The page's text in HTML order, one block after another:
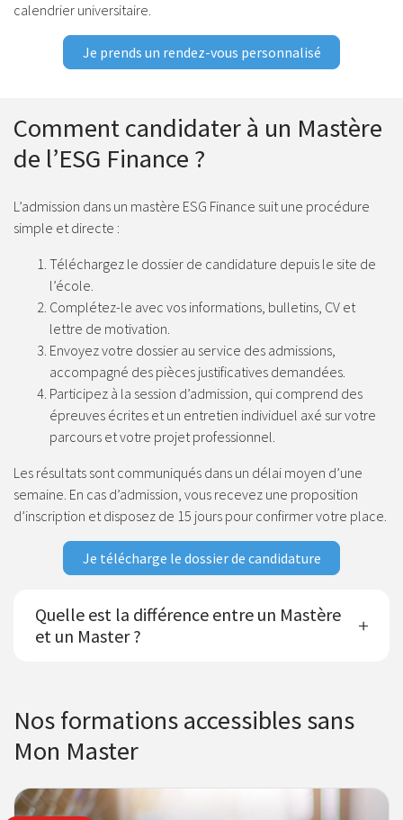
calendrier universitaire.
Je prends un rendez-vous personnalisé
Comment candidater à un Mastère
de l’ESG Finance ?
L’admission dans un mastère ESG Finance suit une procédure
simple et directe :
Téléchargez le dossier de candidature depuis le site de
l’école.
Complétez-le avec vos informations, bulletins, CV et
lettre de motivation.
Envoyez votre dossier au service des admissions,
accompagné des pièces justificatives demandées.
Participez à la session d’admission, qui comprend des
épreuves écrites et un entretien individuel axé sur votre
parcours et votre projet professionnel.
Les résultats sont communiqués dans un délai moyen d’une
semaine. En cas d’admission, vous recevez une proposition
d’inscription et disposez de 15 jours pour confirmer votre place.
Je télécharge le dossier de candidature
Quelle est la différence entre un Mastère
et un Master ?
Nos formations accessibles sans
Mon Master